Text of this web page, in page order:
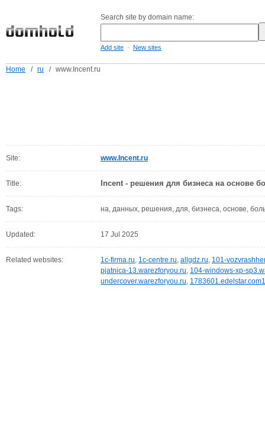
Search site by domain name:
Add site - New sites
Home / ru / www.Incent.ru
Site: www.Incent.ru
Title: Incent - решения для бизнеса на основе
Tags: на, данных, решения, для, бизнеса, основе,
Updated: 17 Jul 2025
Related websites: 1c-firma.ru, 1c-centre.ru, allgdz.ru, 101-
pjatnica-13.warezforyou.ru, 104-windows-xp-
undercover.warezforyou.ru,